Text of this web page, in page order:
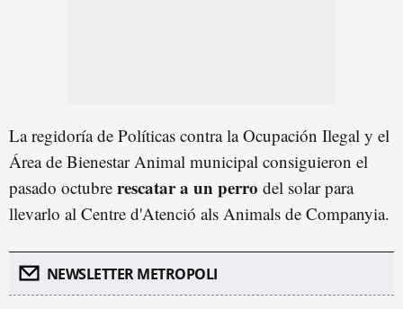
La regidoría de Políticas contra la Ocupación Ilegal y el
Área de Bienestar Animal municipal consiguieron el
pasado octubre rescatar a un perro del solar para
llevarlo al Centre d'Atenció als Animals de Companyia.
NEWSLETTER METROPOLI